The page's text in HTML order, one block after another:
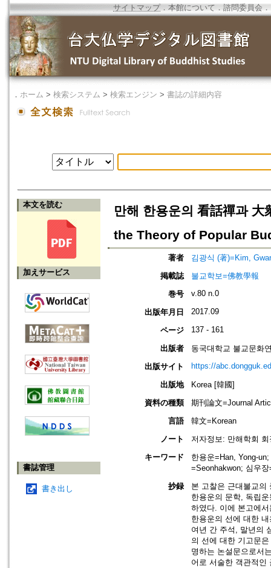
サイトマップ．本館について ． 諮問委員会 ．
． ホーム > 検索システム > 検索エンジン > 書誌の詳細内容
本文を読む
加えサービス
書誌管理
書き出し
만해 한용운의 看話禪과
the Theory of Popular
著者
김광식 (著)=Kim,
掲載誌
불교학보=佛教學報
巻号
v.80 n.0
出版年月日 2017.09
ページ 137 - 161
出版者
동국대학교 불교문화
出版サイト
https://
出版地
Korea [韓國]
資料の種類
期刊論文=Journal
言語
韓文=Korean
ノート
저자정보: 만해학회 회
キーワード
한용운=Han, Yong-
=Seonhakwon; 심우
抄録
본 고찰은 근대불교의
한용운의 문학, 독립
하였다. 이에 본고에
한용운의 선에 대한
여년 간 주석, 말년의
의 선에 대한 기고문
명하는 논설문으로서
어로 서술한 객관적인